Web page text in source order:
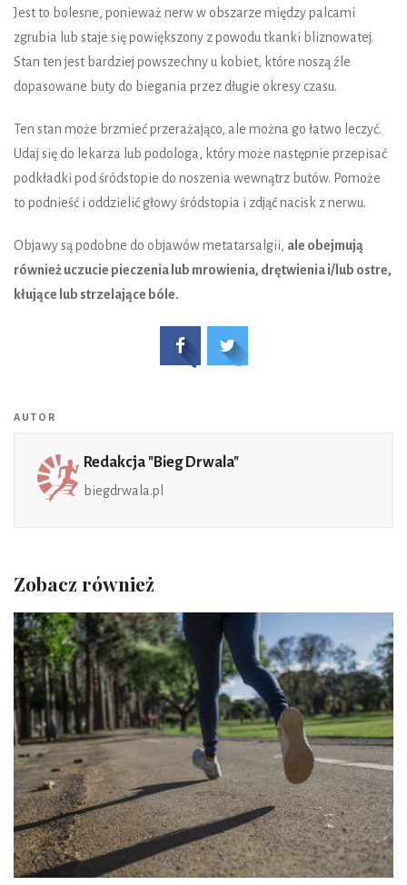
Jest to bolesne, ponieważ nerw w obszarze między palcami
zgrubia lub staje się powiększony z powodu tkanki bliznowatej.
Stan ten jest bardziej powszechny u kobiet, które noszą źle
dopasowane buty do biegania przez długie okresy czasu.
Ten stan może brzmieć przerażająco, ale można go łatwo leczyć.
Udaj się do lekarza lub podologa, który może następnie przepisać
podkładki pod śródstopie do noszenia wewnątrz butów. Pomoże
to podnieść i oddzielić głowy śródstopia i zdjąć nacisk z nerwu.
Objawy są podobne do objawów metatarsalgii, ale obejmują
również uczucie pieczenia lub mrowienia, drętwienia i/lub ostre,
kłujące lub strzelające bóle.
AUTOR
Redakcja "Bieg Drwala"
biegdrwala.pl
Zobacz również